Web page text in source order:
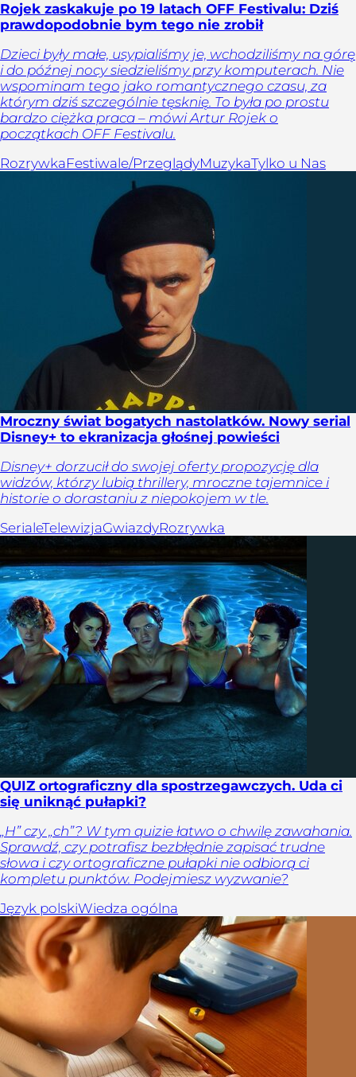
Rojek zaskakuje po 19 latach OFF Festivalu: Dziś
prawdopodobnie bym tego nie zrobił
Dzieci były małe, usypialiśmy je, wchodziliśmy na górę
i do późnej nocy siedzieliśmy przy komputerach. Nie
wspominam tego jako romantycznego czasu, za
którym dziś szczególnie tęsknię. To była po prostu
bardzo ciężka praca – mówi Artur Rojek o
początkach OFF Festivalu.
RozrywkaFestiwale/PrzeglądyMuzykaTylko u Nas
Mroczny świat bogatych nastolatków. Nowy serial
Disney+ to ekranizacja głośnej powieści
Disney+ dorzucił do swojej oferty propozycję dla
widzów, którzy lubią thrillery, mroczne tajemnice i
historie o dorastaniu z niepokojem w tle.
SerialeTelewizjaGwiazdyRozrywka
QUIZ ortograficzny dla spostrzegawczych. Uda ci
się uniknąć pułapki?
„H” czy „ch”? W tym quizie łatwo o chwilę zawahania.
Sprawdź, czy potrafisz bezbłędnie zapisać trudne
słowa i czy ortograficzne pułapki nie odbiorą ci
kompletu punktów. Podejmiesz wyzwanie?
Język polskiWiedza ogólna